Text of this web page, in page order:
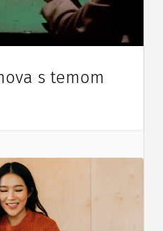
s temom